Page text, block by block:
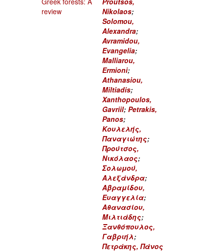
review
Nikolaos;
Solomou,
Alexandra;
Avramidou,
Evangelia;
Malliarou,
Ermioni;
Athanasiou,
Miltiadis;
Xanthopoulos,
Gavriil; Petrakis,
Panos;
Κουλελής,
Παναγιώτης;
Προύτσος,
Νικόλαος;
Σολωμού,
Αλεξάνδρα;
Αβραμίδου,
Ευαγγελία;
Αθανασίου,
Μιλτιάδης;
Ξανθόπουλος,
Γαβριήλ;
Πετράκης, Πάνος